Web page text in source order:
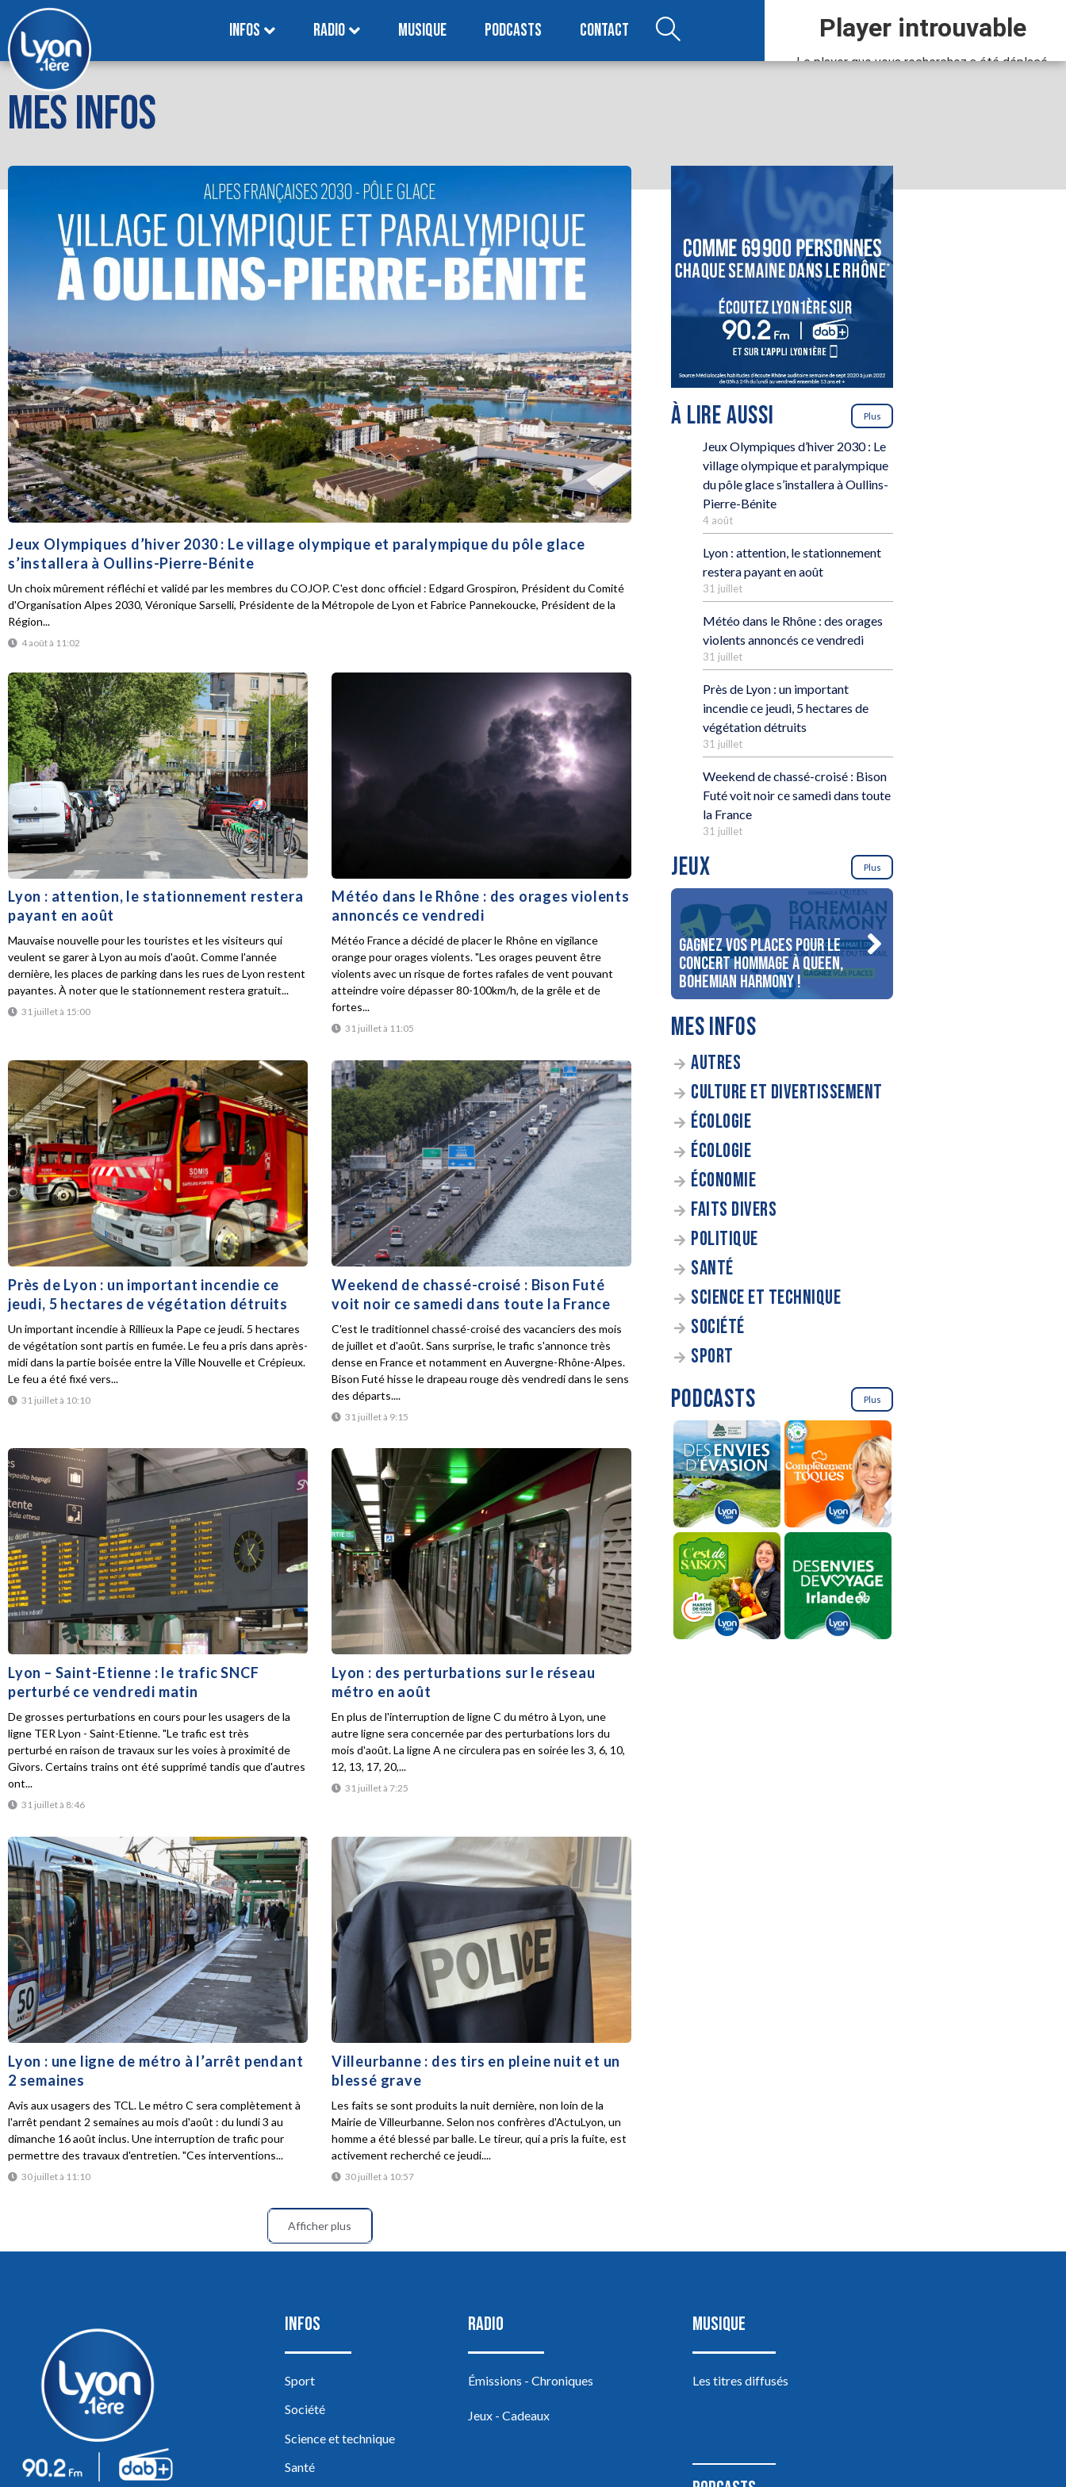
INFOS RADIO MUSIQUE PODCASTS CONTACT
MES INFOS
Jeux Olympiques d’hiver 2030 : Le village olympique et paralympique du pôle glace
s’installera à Oullins-Pierre-Bénite
4 août à 11:02
Un choix mûrement réfléchi et validé par les membres du COJOP. C'est donc officiel : Edgard Grospiron, Président du Comité
d'Organisation Alpes 2030, Véronique Sarselli, Présidente de la Métropole de Lyon et Fabrice Pannekoucke, Président de la
Région...
Lyon : attention, le stationnement restera
payant en août
31 juillet à 15:00
Mauvaise nouvelle pour les touristes et les visiteurs qui
veulent se garer à Lyon au mois d'août. Comme l'année
dernière, les places de parking dans les rues de Lyon restent
payantes. À noter que le stationnement restera gratuit...
Météo dans le Rhône : des orages violents
annoncés ce vendredi
31 juillet à 11:05
Météo France a décidé de placer le Rhône en vigilance
orange pour orages violents. "Les orages peuvent être
violents avec un risque de fortes rafales de vent pouvant
atteindre voire dépasser 80-100km/h, de la grêle et de
fortes...
Près de Lyon : un important incendie ce
jeudi, 5 hectares de végétation détruits
31 juillet à 10:10
Un important incendie à Rillieux la Pape ce jeudi. 5 hectares
de végétation sont partis en fumée. Le feu a pris dans après-
midi dans la partie boisée entre la Ville Nouvelle et Crépieux.
Le feu a été fixé vers...
Weekend de chassé-croisé : Bison Futé
voit noir ce samedi dans toute la France
31 juillet à 9:15
C'est le traditionnel chassé-croisé des vacanciers des mois
de juillet et d'août. Sans surprise, le trafic s'annonce très
dense en France et notamment en Auvergne-Rhône-Alpes.
Bison Futé hisse le drapeau rouge dès vendredi dans le sens
des départs....
Lyon – Saint-Etienne : le trafic SNCF
perturbé ce vendredi matin
31 juillet à 8:46
De grosses perturbations en cours pour les usagers de la
ligne TER Lyon - Saint-Etienne. "Le trafic est très
perturbé en raison de travaux sur les voies à proximité de
Givors. Certains trains ont été supprimé tandis que d'autres
ont...
Lyon : des perturbations sur le réseau
métro en août
31 juillet à 7:25
En plus de l'interruption de ligne C du métro à Lyon, une
autre ligne sera concernée par des perturbations lors du
mois d'août. La ligne A ne circulera pas en soirée les 3, 6, 10,
12, 13, 17, 20,...
Lyon : une ligne de métro à l’arrêt pendant
2 semaines
30 juillet à 11:10
Avis aux usagers des TCL. Le métro C sera complètement à
l'arrêt pendant 2 semaines au mois d'août : du lundi 3 au
dimanche 16 août inclus. Une interruption de trafic pour
permettre des travaux d'entretien. "Ces interventions...
Villeurbanne : des tirs en pleine nuit et un
blessé grave
30 juillet à 10:57
Les faits se sont produits la nuit dernière, non loin de la
Mairie de Villeurbanne. Selon nos confrères d'ActuLyon, un
homme a été blessé par balle. Le tireur, qui a pris la fuite, est
activement recherché ce jeudi....
Afficher plus
À LIRE AUSSI Plus
Jeux Olympiques d’hiver 2030 : Le
village olympique et paralympique
du pôle glace s’installera à Oullins-
Pierre-Bénite
4 août
Lyon : attention, le stationnement
restera payant en août
31 juillet
Météo dans le Rhône : des orages
violents annoncés ce vendredi
31 juillet
Près de Lyon : un important
incendie ce jeudi, 5 hectares de
végétation détruits
31 juillet
Weekend de chassé-croisé : Bison
Futé voit noir ce samedi dans toute
la France
31 juillet
JEUX Plus
Gagnez vos places pour le
concert Hommage à Queen,
Bohemian Harmony !
MES INFOS
AUTRES
CULTURE ET DIVERTISSEMENT
ÉCOLOGIE
ÉCOLOGIE
ÉCONOMIE
FAITS DIVERS
POLITIQUE
SANTÉ
SCIENCE ET TECHNIQUE
SOCIÉTÉ
SPORT
PODCASTS Plus
INFOS
Sport
Société
Science et technique
Santé
RADIO
Émissions - Chroniques
Jeux - Cadeaux
MUSIQUE
Les titres diffusés